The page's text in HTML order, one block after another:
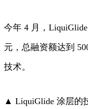
今年 4 月，
元，总融资额达到
技术。
▲ LiquiGlide 涂层的